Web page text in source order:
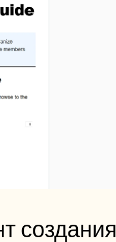
создания